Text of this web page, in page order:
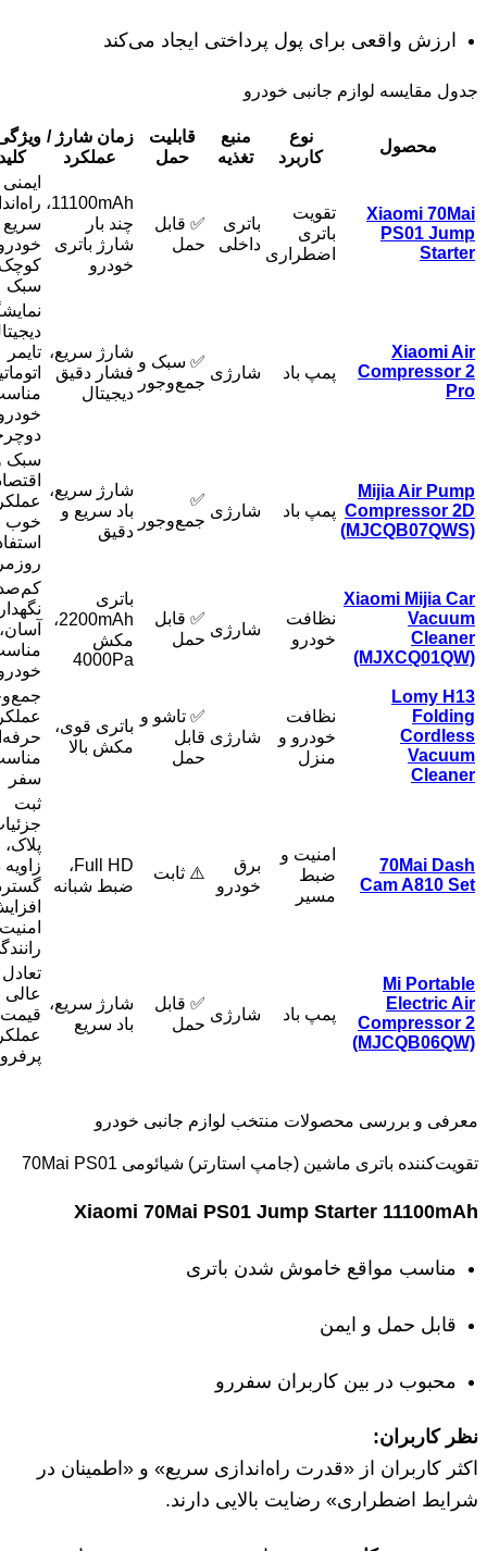
ارزش واقعی برای پول پرداختی ایجاد می‌کند
جدول مقایسه لوازم جانبی خودرو
محصول
نوع
کاربرد
منبع
تغذیه
قابلیت
حمل
زمان شارژ /
عملکرد
Xiaomi 70Mai
PS01 Jump
Starter
تقویت
باتری
اضطراری
باتری
داخلی
✅ قابل
حمل
11100mAh،
چند بار
شارژ باتری
خودرو
ایمنی
سریع
سبک
Xiaomi Air
Compressor 2
Pro
پمپ باد شارژی
✅ سبک و
جمع‌وجور
شارژ سریع،
فشار دقیق
دیجیتال
تایمر
Mijia Air Pump
Compressor 2D
(MJCQB07QWS)
پمپ باد شارژی
✅
جمع‌وجور
شارژ سریع،
باد سریع و
دقیق
سبک
خوب
Xiaomi Mijia Car
Vacuum
Cleaner
(MJXCQ01QW)
نظافت
خودرو
شارژی
✅ قابل
حمل
باتری
2200mAh،
مکش
4000Pa
آسان،
Lomy H13
Folding
Cordless
Vacuum
Cleaner
نظافت
خودرو و
منزل
شارژی
✅ تاشو و
قابل
حمل
باتری قوی،
مکش بالا
سفر
70Mai Dash
Cam A810 Set
امنیت و
ضبط
مسیر
برق
خودرو
⚠️ ثابت
Full HD،
ضبط شبانه
ثبت
پلاک،
زاویه
امنیت
Mi Portable
Electric Air
Compressor 2
(MJCQB06QW)
پمپ باد شارژی
✅ قابل
حمل
شارژ سریع،
باد سریع
تعادل
عالی
معرفی و بررسی محصولات منتخب لوازم جانبی خودرو
تقویت‌کننده باتری ماشین (جامپ استارتر) شیائومی 70Mai PS01
Xiaomi 70Mai PS01 Jump Starter 11100mAh
مناسب مواقع خاموش شدن باتری
قابل حمل و ایمن
محبوب در بین کاربران سفررو
نظر کاربران:
اکثر کاربران از «قدرت راه‌اندازی سریع» و «اطمینان در
شرایط اضطراری» رضایت بالایی دارند.